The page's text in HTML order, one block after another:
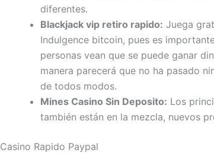
diferentes.
Blackjack vip retiro rapido: Juega
Indulgence bitcoin, pues es
personas vean que se puede ganar
manera parecerá que no ha pasado
de todos modos.
Mines Casino Sin Deposito: Los
también están en la mezcla, nuevos
Casino Rapido Paypal